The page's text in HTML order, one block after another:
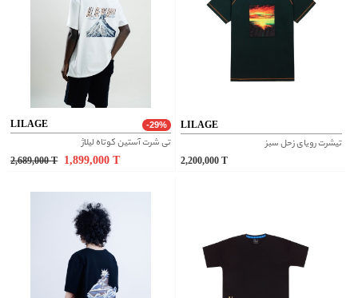
LILAGE -29%
تی شرت آستین کوتاه لیلاژ
2,689,000 T 1,899,000
LILAGE
تیشرت رویای زحل سبز
2,200,000